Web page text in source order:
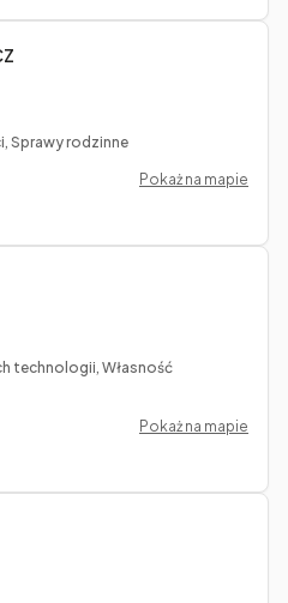
Sprawy rodzinne
Pokaż na mapie
technologii, Własność
Pokaż na mapie